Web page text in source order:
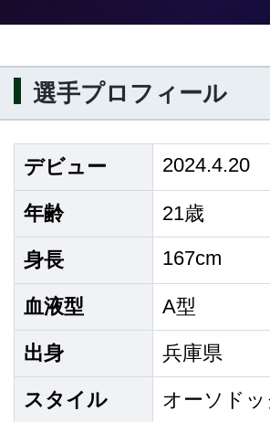
選手プロフィール
デビュー 2024.4.20
年齢 21歳
身長 167cm
血液型 A型
出身 兵庫県
スタイル オーソドッ